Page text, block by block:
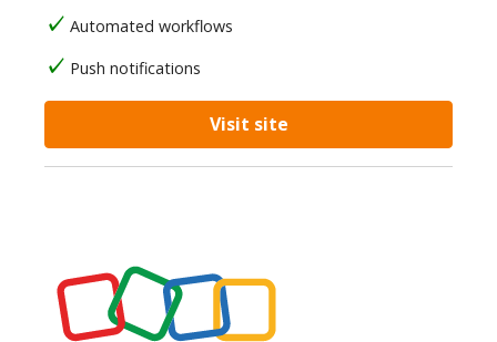
Automated workflows
Push notifications
Visit site